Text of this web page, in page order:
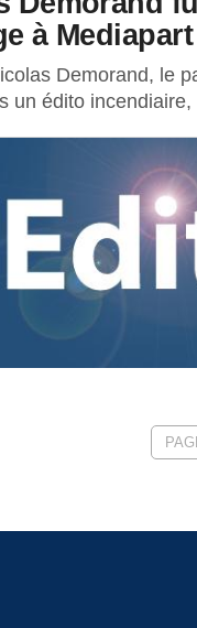
à Mediapart
Demorand, le
un édito